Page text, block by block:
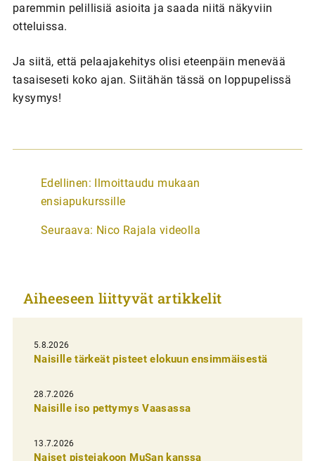
paremmin pelillisiä asioita ja saada niitä näkyviin
otteluissa.
Ja siitä, että pelaajakehitys olisi eteenpäin menevää
tasaiseseti koko ajan. Siitähän tässä on loppupelissä
kysymys!
A
r
i
e
i
e
n
s
e
Edellinen: Ilmoittaudu mukaan
ensiapukurssille
Seuraava: Nico Rajala videolla
Aiheeseen liittyvät artikkelit
5.8.2026
Naisille tärkeät pisteet elokuun ensimmäisestä
28.7.2026
Naisille iso pettymys Vaasassa
13.7.2026
Naiset pistejakoon MuSan kanssa